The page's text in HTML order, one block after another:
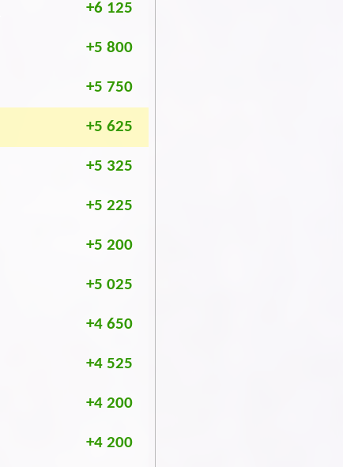
+6 125
+5 800
+5 750
+5 625
+5 325
+5 225
+5 200
+5 025
+4 650
+4 525
+4 200
+4 200